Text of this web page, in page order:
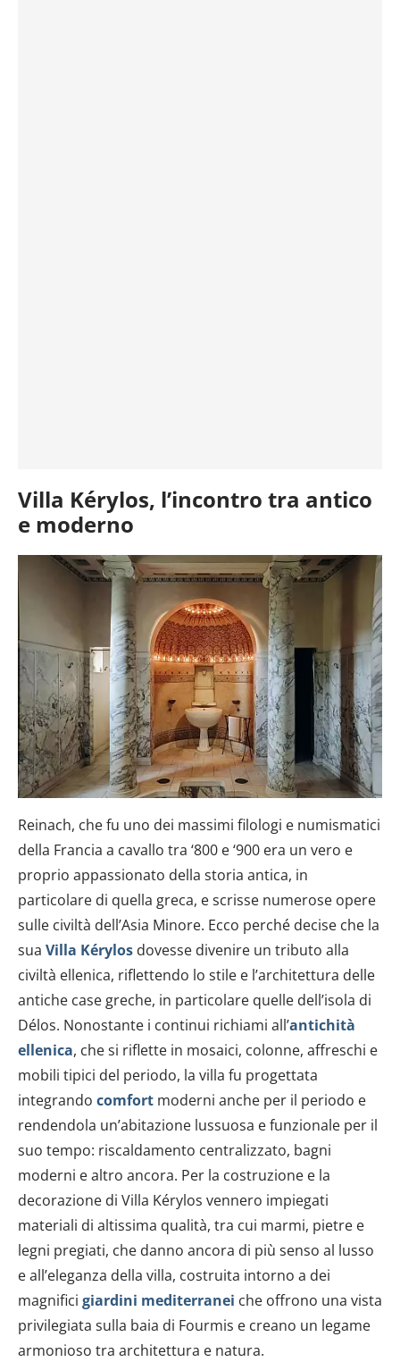
Villa Kérylos, l’incontro tra antico
e moderno
Reinach, che fu uno dei massimi filologi e numismatici
della Francia a cavallo tra ‘800 e ‘900 era un vero e
proprio appassionato della storia antica, in
particolare di quella greca, e scrisse numerose opere
sulle civiltà dell’Asia Minore. Ecco perché decise che la
sua Villa Kérylos dovesse divenire un tributo alla
civiltà ellenica, riflettendo lo stile e l’architettura delle
antiche case greche, in particolare quelle dell’isola di
Délos. Nonostante i continui richiami all’antichità
ellenica, che si riflette in mosaici, colonne, affreschi e
mobili tipici del periodo, la villa fu progettata
integrando comfort moderni anche per il periodo e
rendendola un’abitazione lussuosa e funzionale per il
suo tempo: riscaldamento centralizzato, bagni
moderni e altro ancora. Per la costruzione e la
decorazione di Villa Kérylos vennero impiegati
materiali di altissima qualità, tra cui marmi, pietre e
legni pregiati, che danno ancora di più senso al lusso
e all’eleganza della villa, costruita intorno a dei
magnifici giardini mediterranei che offrono una vista
privilegiata sulla baia di Fourmis e creano un legame
armonioso tra architettura e natura.